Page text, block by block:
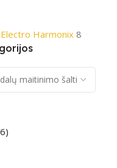
Electro Harmonix 8